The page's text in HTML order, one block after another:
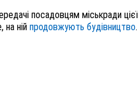
посадовцям міськради
на ній продовжують будівництво.